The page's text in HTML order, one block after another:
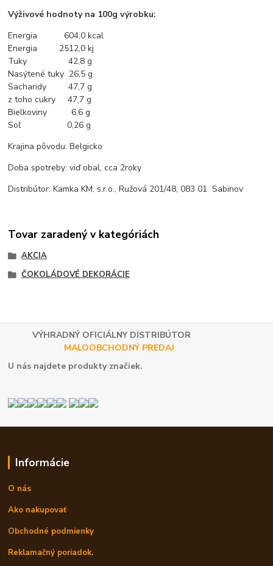
Výživové hodnoty na 100g výrobku:
Energia 604,0 kcal
Energia 2512,0 kj
Tuky 42,8 g
Nasýtené tuky 26,5 g
Sacharidy 47,7 g
z toho cukry 47,7 g
Bielkoviny 6,6 g
Soľ 0,26 g
Krajina pôvodu: Belgicko
Doba spotreby: viď obal, cca 2roky
Distribútor: Kamka KM, s.r.o., Ružová 201/48, 083 01 Sabinov
Tovar zaradený v kategóriách
AKCIA
ČOKOLÁDOVÉ DEKORÁCIE
VÝHRADNÝ OFICIÁLNY DISTRIBÚTOR
MALOOBCHODNÝ PREDAJ
U nás najdete produkty značiek.
Informácie
O nás
Ako nakupovať
Obchodné podmienky
Reklamačný poriadok.